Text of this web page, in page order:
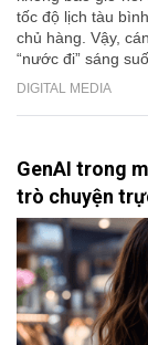
tốc độ lịch tàu
chủ hàng. Vậy,
“nước đi” sáng
DIGITAL MEDIA
GenAI trong
trò chuyện